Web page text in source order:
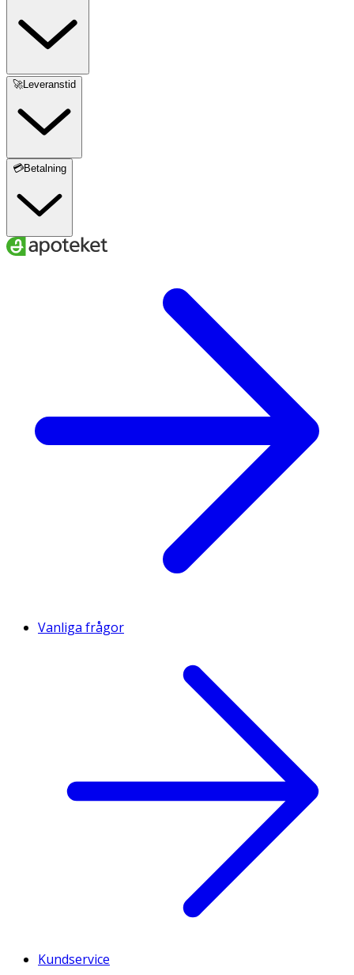
🚀Leveranstid
💳Betalning
Vanliga frågor
Kundservice